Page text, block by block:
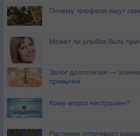
Почему трюфели ищут
Может ли улыбка быть
Залог долголетия —
привычки
Кому мороз нестрашен?
Растение отпугивает